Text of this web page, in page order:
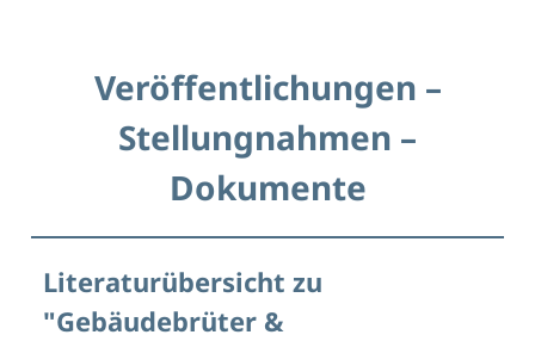
Vogelschutz, Vogelzug, Gebäudebrüter
Wissenschaftlicher Mitarbeiter am
Bayerischen Landesamt für Umwelt, Staatliche
Vogelschutzwarte und Säugetierschutz
Veröffentlichungen –
Stellungnahmen –
Dokumente
Literaturübersicht zu
"Gebäudebrüter &